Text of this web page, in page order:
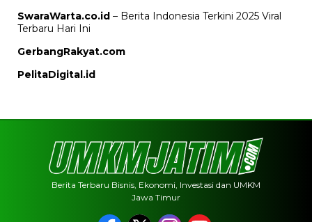
SwaraWarta.co.id – Berita Indonesia Terkini 2025 Viral
Terbaru Hari Ini
GerbangRakyat.com
PelitaDigital.id
Berita Terbaru Bisnis, Ekonomi, Investasi dan UMKM
Jawa Timur